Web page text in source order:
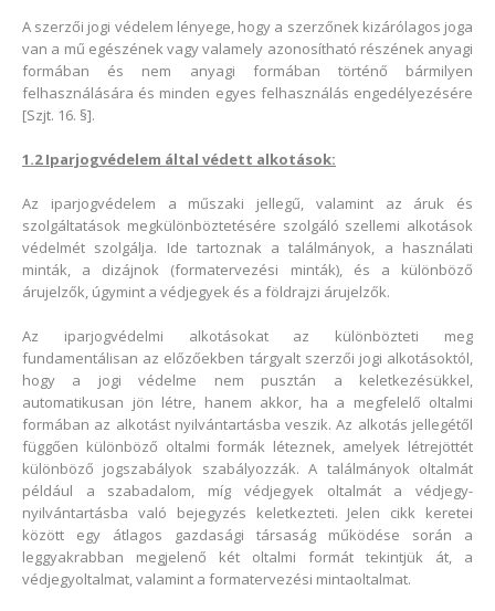
A szerzői jogi védelem lényege, hogy a szerzőnek kizárólagos joga
van a mű egészének vagy valamely azonosítható részének anyagi
formában és nem anyagi formában történő bármilyen
felhasználására és minden egyes felhasználás engedélyezésére
[Szjt. 16. §].
1.2 Iparjogvédelem által védett alkotások:
Az iparjogvédelem a műszaki jellegű, valamint az áruk és
szolgáltatások megkülönböztetésére szolgáló szellemi alkotások
védelmét szolgálja. Ide tartoznak a találmányok, a használati
minták, a dizájnok (formatervezési minták), és a különböző
árujelzők, úgymint a védjegyek és a földrajzi árujelzők.
Az iparjogvédelmi alkotásokat az különbözteti meg
fundamentálisan az előzőekben tárgyalt szerzői jogi alkotásoktól,
hogy a jogi védelme nem pusztán a keletkezésükkel,
automatikusan jön létre, hanem akkor, ha a megfelelő oltalmi
formában az alkotást nyilvántartásba veszik. Az alkotás jellegétől
függően különböző oltalmi formák léteznek, amelyek létrejöttét
különböző jogszabályok szabályozzák. A találmányok oltalmát
például a szabadalom, míg védjegyek oltalmát a védjegy-
nyilvántartásba való bejegyzés keletkezteti. Jelen cikk keretei
között egy átlagos gazdasági társaság működése során a
leggyakrabban megjelenő két oltalmi formát tekintjük át, a
védjegyoltalmat, valamint a formatervezési mintaoltalmat.